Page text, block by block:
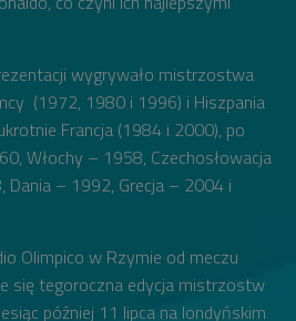
wygrywało mistrzostwa
(1972, 1980 i 1996) i Hiszpania
Francja (1984 i 2000), po
Włochy – 1958, Czechosłowacja
– 1992, Grecja – 2004 i
Olimpico w Rzymie od meczu
się tegoroczna edycja mistrzostw
później 11 lipca na londyńskim